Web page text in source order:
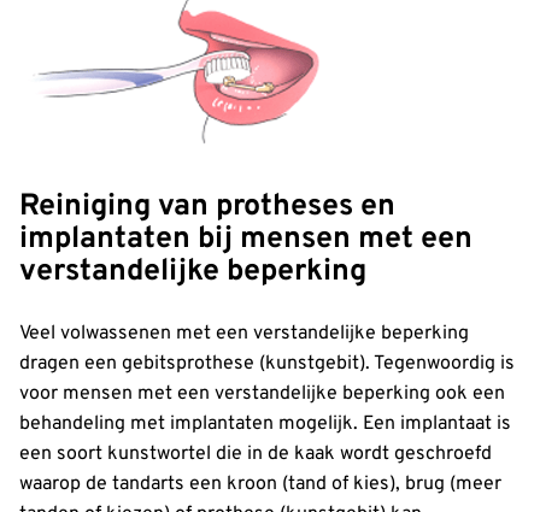
Reiniging van protheses en
implantaten bij mensen met een
verstandelijke beperking
Veel volwassenen met een verstandelijke beperking
dragen een gebitsprothese (kunstgebit). Tegenwoordig is
voor mensen met een verstandelijke beperking ook een
behandeling met implantaten mogelijk. Een implantaat is
een soort kunstwortel die in de kaak wordt geschroefd
waarop de tandarts een kroon (tand of kies), brug (meer